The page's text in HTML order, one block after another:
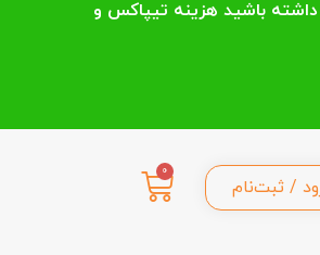
/ ثبت‌نام
0
در نظر داشته باشید هزینه تیپاکس و